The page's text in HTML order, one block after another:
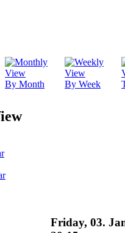
By Month By Week
Friday, 03.